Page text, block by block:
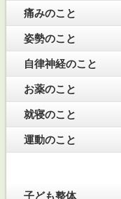
痛みのこと
姿勢のこと
自律神経のこと
お薬のこと
就寝のこと
運動のこと
子ども整体